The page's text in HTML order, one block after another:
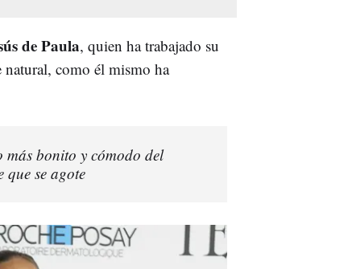
de Paula, quien ha trabajado su
natural, como él mismo ha
bonito y cómodo del
que se agote